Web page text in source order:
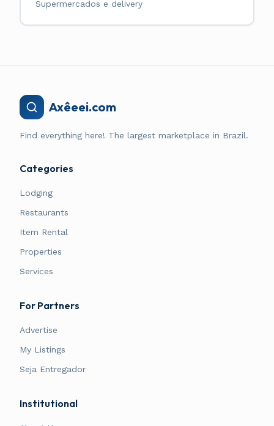
Supermercados e delivery
Axêeei.com
Find everything here! The largest marketplace in Brazil.
Categories
Lodging
Restaurants
Item Rental
Properties
Services
For Partners
Advertise
My Listings
Seja Entregador
Institutional